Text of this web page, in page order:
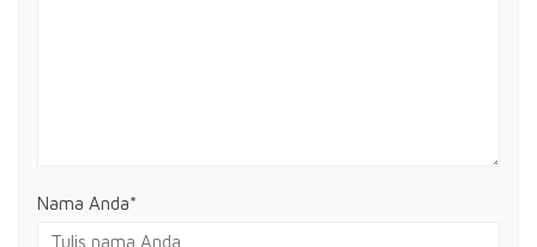
Nama Anda*